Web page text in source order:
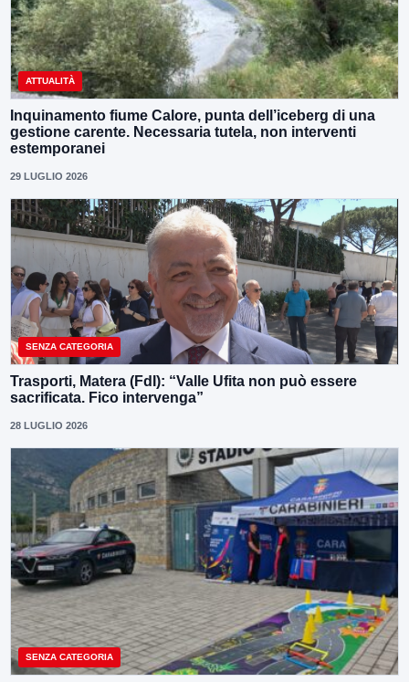
ATTUALITÀ
Inquinamento fiume Calore, punta dell’iceberg di una
gestione carente. Necessaria tutela, non interventi
estemporanei
29 LUGLIO 2026
SENZA CATEGORIA
Trasporti, Matera (FdI): “Valle Ufita non può essere
sacrificata. Fico intervenga”
28 LUGLIO 2026
SENZA CATEGORIA